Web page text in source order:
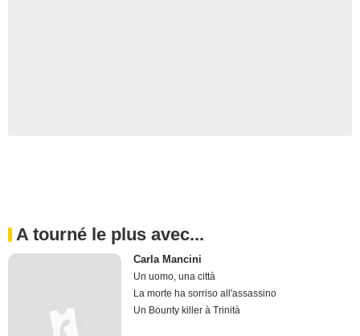
A tourné le plus avec...
Carla Mancini
Un uomo, una città
La morte ha sorriso all'assassino
Un Bounty killer à Trinità